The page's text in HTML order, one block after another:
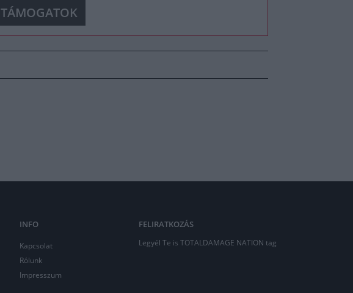
TÁMOGATOK
INFO
Kapcsolat
Rólunk
Impresszum
FELIRATKOZÁS
Legyél Te is TOTALDAMAGE NATION tag